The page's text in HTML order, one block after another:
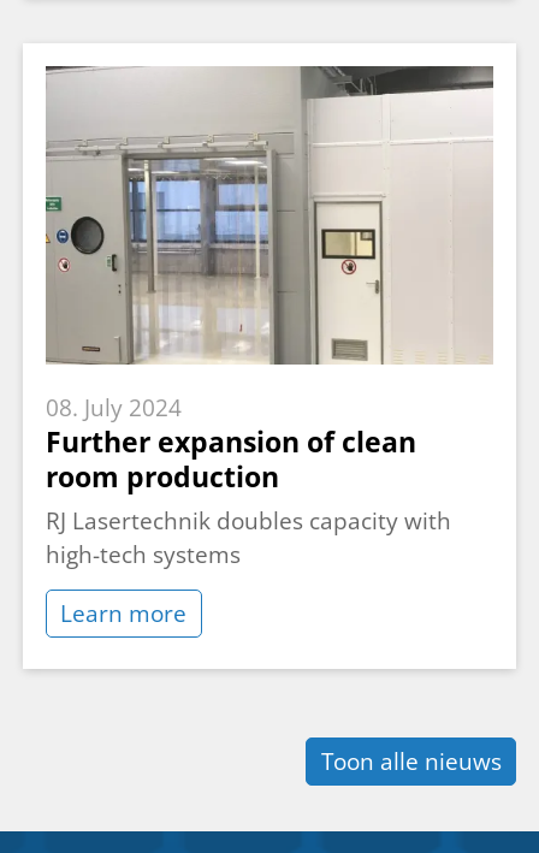
08. July 2024
Further expansion of clean
room production
RJ Lasertechnik doubles capacity with
high-tech systems
Learn more
Toon alle nieuws